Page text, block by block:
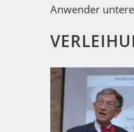
Anwender